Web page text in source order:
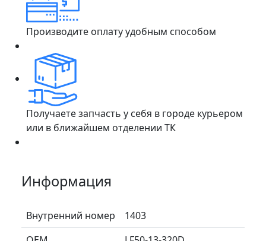
Производите оплату удобным способом
Получаете запчасть у себя в городе курьером
или в ближайшем отделении ТК
Информация
Внутренний номер
1403